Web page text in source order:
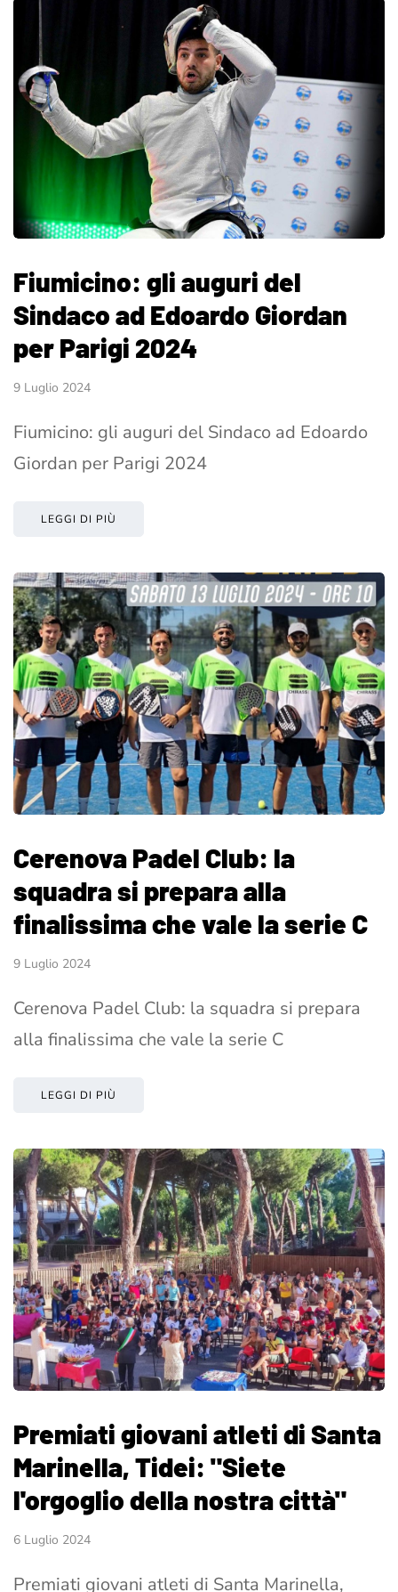
Fiumicino: gli auguri del
Sindaco ad Edoardo Giordan
per Parigi 2024
9 Luglio 2024
Fiumicino: gli auguri del Sindaco ad Edoardo
Giordan per Parigi 2024
LEGGI DI PIÙ
Cerenova Padel Club: la
squadra si prepara alla
finalissima che vale la serie C
9 Luglio 2024
Cerenova Padel Club: la squadra si prepara
alla finalissima che vale la serie C
LEGGI DI PIÙ
Premiati giovani atleti di Santa
Marinella, Tidei: "Siete
l'orgoglio della nostra città"
6 Luglio 2024
Premiati giovani atleti di Santa Marinella,